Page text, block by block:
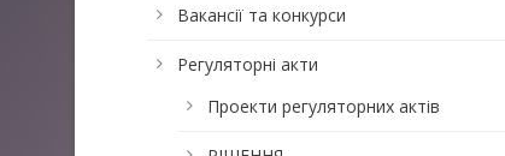
Вакансії та конкурси
Регуляторні акти
Проекти регуляторних актів